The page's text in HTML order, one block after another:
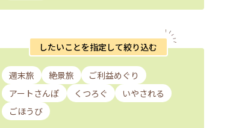
したいことを指定して絞り込む
週末旅 絶景旅
ご利益めぐり
アートさんぽ
くつろぐ
いやされる
ごほうび